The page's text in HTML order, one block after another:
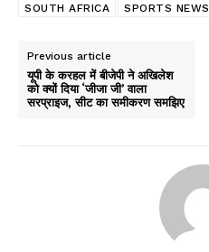
SOUTH AFRICA
SPORTS NEWS
Previous article
यूपी के करहल में बीजेपी ने अखिलेश
को क्यों दिया ‘जीजा जी’ वाला
सरप्राइज, सीट का समीकरण समझिए